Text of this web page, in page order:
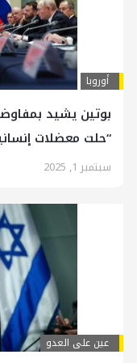
أوروبا
بوتين يشيد
“حلت معضلات
سبتمبر 1, 2025
عين على العدو